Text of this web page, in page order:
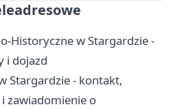
Historyczne w Stargardzie -
i dojazd
Stargardzie - kontakt,
zawiadomienie o